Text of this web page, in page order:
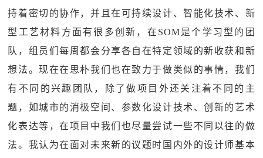
持着密切的协作，并且在可持续设计、智能化技术、新
型工艺材料方面有很多创新，在SOM是个学习型的团
队，组员们每周都会分享各自在特定领域的新收获和新
想法。现在在思朴我们也在致力于做类似的事情，我们
有不同的兴趣团队，除了做项目外还关注着不同的主
题，如城市的消极空间、参数化设计技术、创新的艺术
化表达等，在项目中我们也尽量尝试一些不同以往的做
法。我认为在面对未来新的议题时国内外的设计师基本